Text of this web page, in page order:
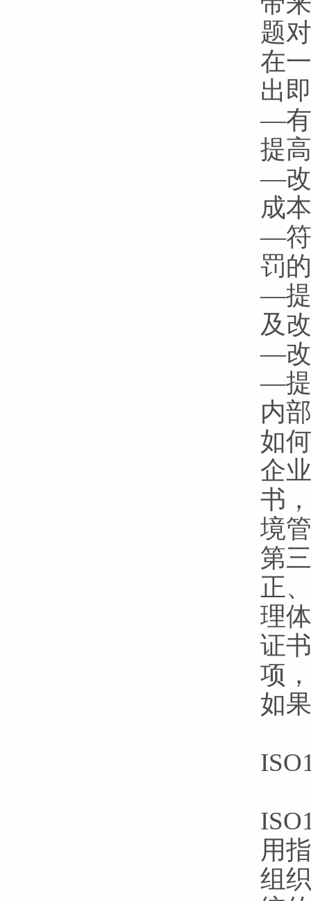
题
在
出
—有
提
—改
成本
—符
罚
—提
及
—改
—提
内
如
企
书
境
第
正
理
证
项
如
用
组